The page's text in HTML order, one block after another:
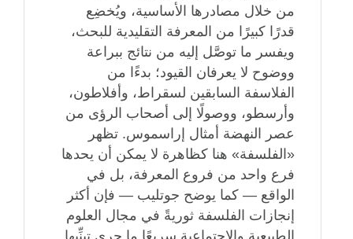
من خلال مصادرها الأساسية، ويُخضِع
قدرًا كبيرًا من المعرفة التقليدية للبحث،
ويفسر ما توصَّل إليه من نتائج ببراعة
ووضوح لا يعرفان القيود؛ بدءًا من
الفلاسفة السابقين لسقراط، وأفلاطون،
وأرسطو، ووصولًا إلى أصحاب الرؤى من
عصر النهضة أمثال إراسموس. تظهر
«الفلسفة» هنا كظاهرة لا يمكن أن يحدها
فرع واحد من فروع المعرفة، بل في
الواقع — كما يوضح جوتليب — فإن أكثر
إنجازات الفلسفة ثوريةً في مجال العلوم